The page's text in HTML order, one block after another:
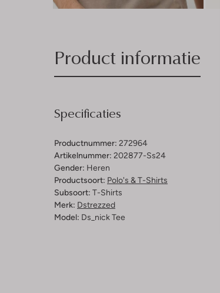
Product informatie
Specificaties
Productnummer: 272964
Artikelnummer: 202877-Ss24
Gender: Heren
Productsoort: Polo's & T-Shirts
Subsoort: T-Shirts
Merk: Dstrezzed
Model: Ds_nick Tee